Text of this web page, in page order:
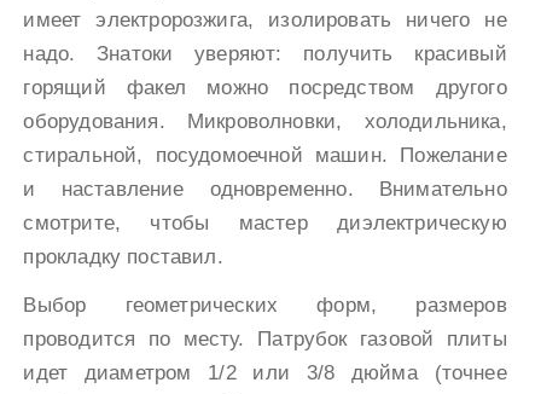
имеет электророзжига, изолировать ничего не
надо. Знатоки уверяют: получить красивый
горящий факел можно посредством другого
оборудования. Микроволновки, холодильника,
стиральной, посудомоечной машин. Пожелание
и наставление одновременно. Внимательно
смотрите, чтобы мастер диэлектрическую
прокладку поставил.
Выбор геометрических форм, размеров
проводится по месту. Патрубок газовой плиты
идет диаметром 1/2 или 3/8 дюйма (точнее